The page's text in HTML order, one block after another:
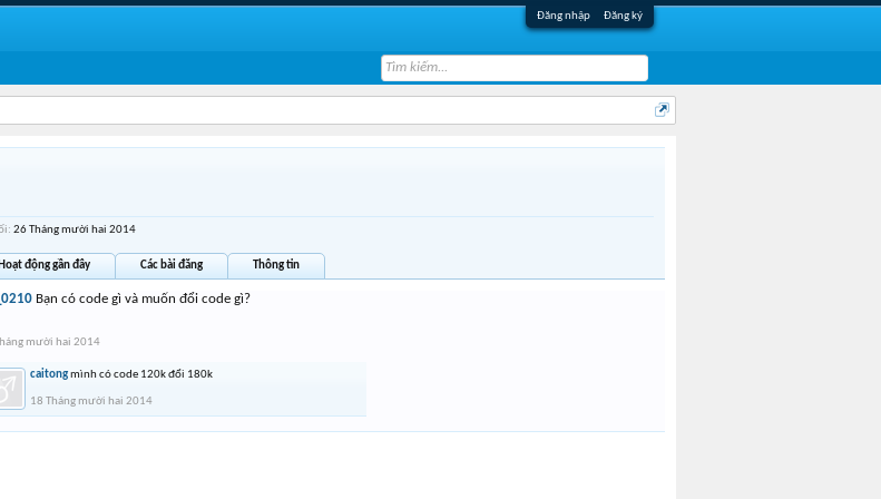
Đăng nhập Đăng ký
26 Tháng mười hai 2014
Hoạt động gần đây Các bài đăng Thông tin
Bạn có code gì và muốn đổi code gì?
mười hai 2014
caitongmình có code 120k đổi 180k
18 Tháng mười hai 2014